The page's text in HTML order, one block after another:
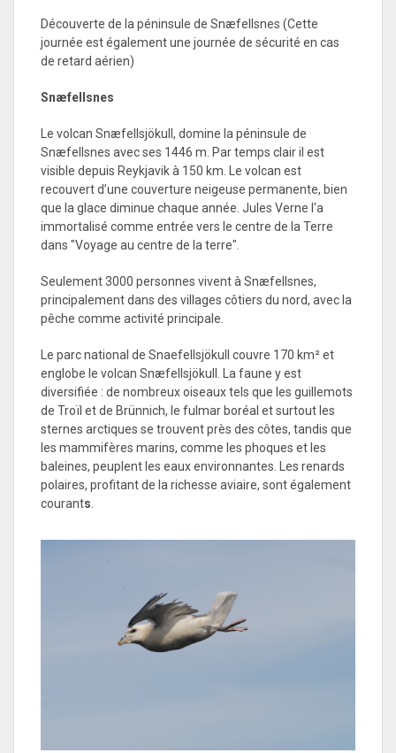
Découverte de la péninsule de Snæfellsnes (Cette
journée est également une journée de sécurité en cas
de retard aérien)
Snæfellsnes
Le volcan Snæfellsjökull, domine la péninsule de
Snæfellsnes avec ses 1446 m. Par temps clair il est
visible depuis Reykjavik à 150 km. Le volcan est
recouvert d’une couverture neigeuse permanente, bien
que la glace diminue chaque année. Jules Verne l'a
immortalisé comme entrée vers le centre de la Terre
dans "Voyage au centre de la terre".
Seulement 3000 personnes vivent à Snæfellsnes,
principalement dans des villages côtiers du nord, avec la
pêche comme activité principale.
Le parc national de Snaefellsjökull couvre 170 km² et
englobe le volcan Snæfellsjökull. La faune y est
diversifiée : de nombreux oiseaux tels que les guillemots
de Troïl et de Brünnich, le fulmar boréal et surtout les
sternes arctiques se trouvent près des côtes, tandis que
les mammifères marins, comme les phoques et les
baleines, peuplent les eaux environnantes. Les renards
polaires, profitant de la richesse aviaire, sont également
courants